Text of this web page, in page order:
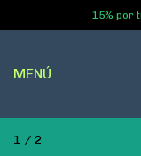
15% por
MENÚ
1 / 2